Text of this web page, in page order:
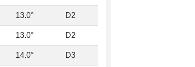
13.0° D2
13.0° D2
14.0° D3